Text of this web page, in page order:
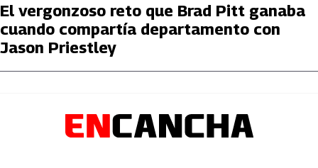
El vergonzoso reto que Brad Pitt ganaba
cuando compartía departamento con
Jason Priestley